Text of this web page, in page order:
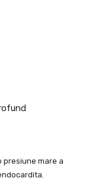
presiune mare a